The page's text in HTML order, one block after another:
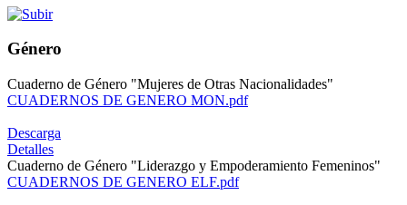
Género
Cuaderno de Género "Mujeres de Otras Nacionalidades"
CUADERNOS DE GENERO MON.pdf
Descarga
Detalles
Cuaderno de Género "Liderazgo y Empoderamiento Femeninos"
CUADERNOS DE GENERO ELF.pdf